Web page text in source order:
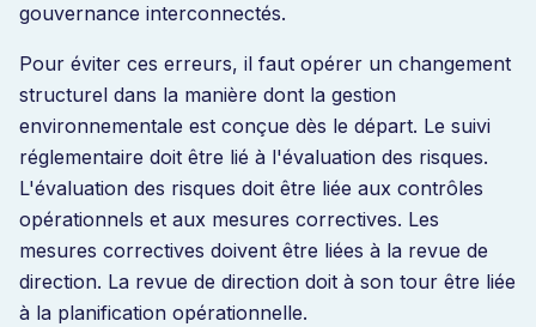
gouvernance interconnectés.
Pour éviter ces erreurs, il faut opérer un changement
structurel dans la manière dont la gestion
environnementale est conçue dès le départ. Le suivi
réglementaire doit être lié à l'évaluation des risques.
L'évaluation des risques doit être liée aux contrôles
opérationnels et aux mesures correctives. Les
mesures correctives doivent être liées à la revue de
direction. La revue de direction doit à son tour être liée
à la planification opérationnelle.